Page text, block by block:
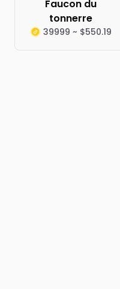
Faucon du
tonnerre
39999 ~ $550.19